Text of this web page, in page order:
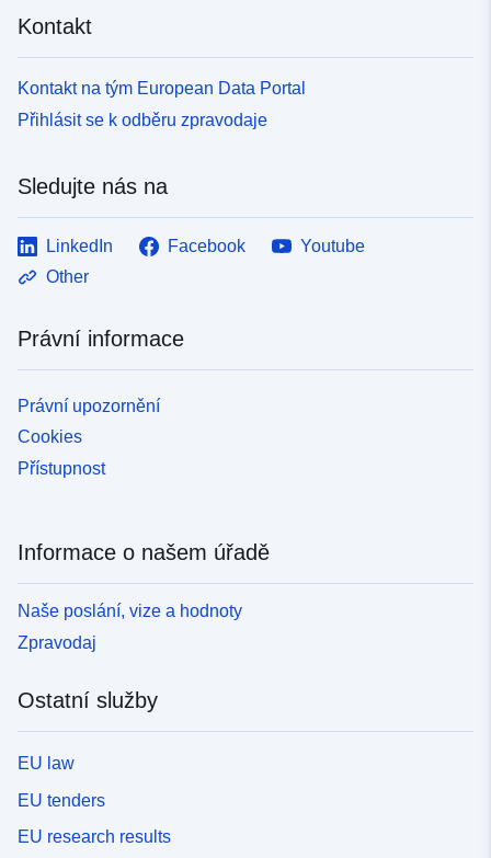
Kontakt
Kontakt na tým European Data Portal
Přihlásit se k odběru zpravodaje
Sledujte nás na
LinkedIn Facebook
Youtube
Other
Právní informace
Právní upozornění
Cookies
Přístupnost
Informace o našem úřadě
Naše poslání, vize a hodnoty
Zpravodaj
Ostatní služby
EU law
EU tenders
EU research results